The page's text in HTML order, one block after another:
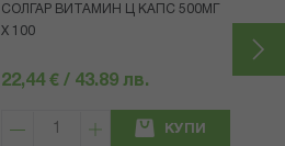
СОЛГАР ВИТАМИН Ц КАПС 500МГ
Х 100
22,44 € / 43.89 лв.
КУПИ